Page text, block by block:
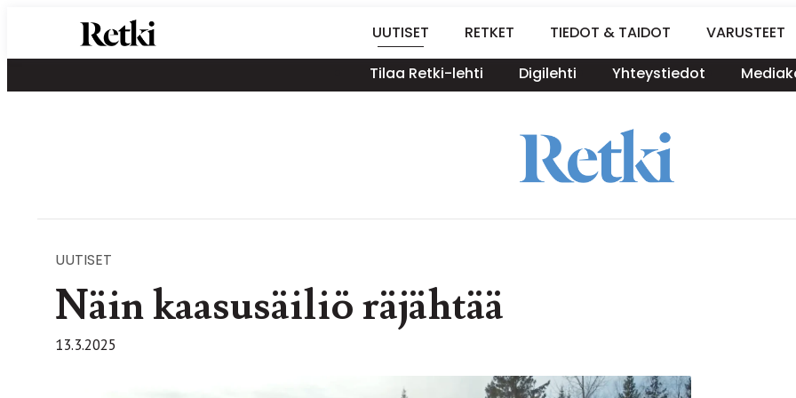
sisältöön
Retki-lehti
Retkeily,
vaellus,
UUTISET RETKET TIEDOT & TAIDOT VARUSTEET
Tilaa Retki-lehti
Digilehti Yhteystiedot
UUTISET
Näin kaasusäiliö räjähtää
13.3.2025